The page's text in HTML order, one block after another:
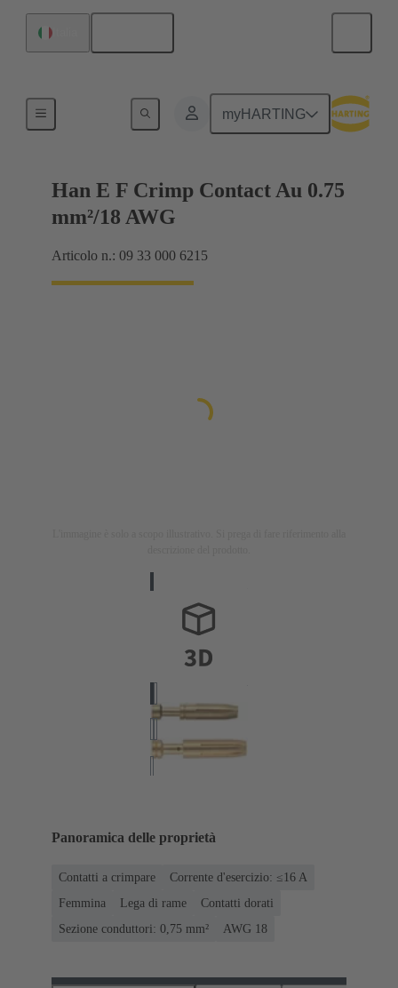
myHARTING
Han E F Crimp Contact Au 0.75
mm²/18 AWG
Articolo n.: 09 33 000 6215
Panoramica delle proprietà
Contatti a crimpare
Corrente d'esercizio: ≤16 A
Femmina
Lega di rame
Contatti dorati
Sezione conduttori: 0,75 mm²
AWG 18